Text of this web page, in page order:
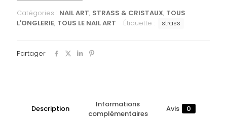
Catégories : NAIL ART, STRASS & CRISTAUX, TOUS
L'ONGLERIE, TOUS LE NAIL ART Étiquette : strass
Partager
Description
Informations
complémentaires
Avis 0